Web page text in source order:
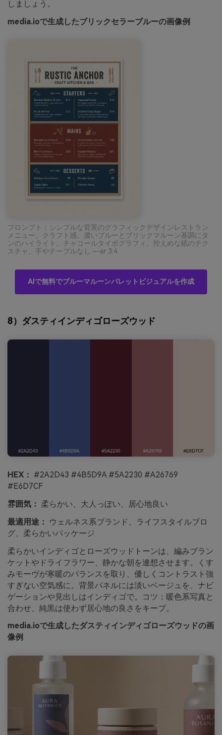
しましょう。
media.ioで生成したブリックセラーブルーの画像例
プロンプト：シンプルな背景のグラフィックデザインレストラン
メニュー、クラフト感、濃いブルーとブリックマルーン基調にタ
ンのハイライト、チャコールタイポグラフィ、控えめな紙のテク
スチャ、手やテーブルなし --ar 3:4
AIで無料でブルーマルーンパレットビジュアルを作成
8）ダスティインディゴローズウッド
HEX： #2A2D43 #4B5D9A #5A2230 #A26769
#E6D7CF
雰囲気： 柔らかい、大人っぽい、居心地良い
最適用途：
ウェルネス系ブランド、ライフスタイルブロ
グ、柔らかいパッケージ
柔らかいインディゴとローズウッドトーンは、編みブラン
ケットやドライフラワー、静かな朝を連想させます。くす
みモーヴが寒暖のバランスを取り、優しくコントラスト強
すぎない空気感に。背景パネルには淡いベージュを、ナビ
ゲーションや見出しはインディゴで。コツ：暖色系写真と
合わせ、純黒は使わず居心地の良さをキープ。
media.ioで生成したダスティインディゴローズウッドの画
像例